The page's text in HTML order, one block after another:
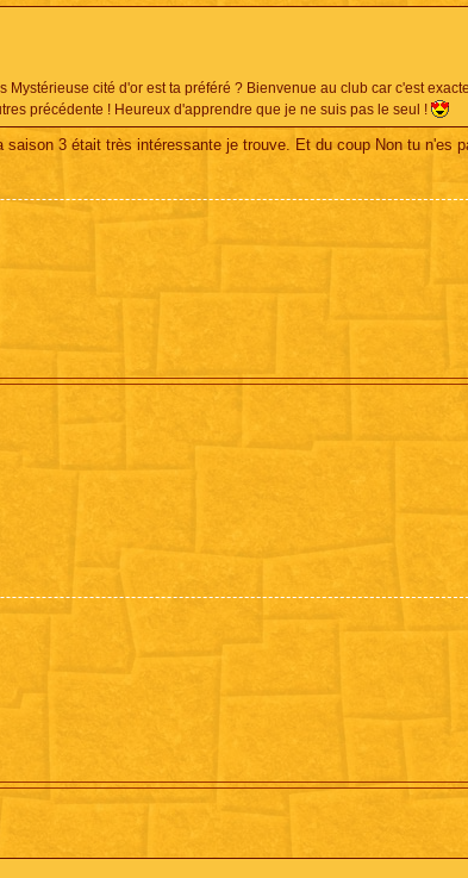
cité d'or est ta préféré ? Bienvenue au club car c'est
précédente ! Heureux d'apprendre que je ne suis pas le seul !
3 était très intéressante je trouve. Et du coup Non tu n'es